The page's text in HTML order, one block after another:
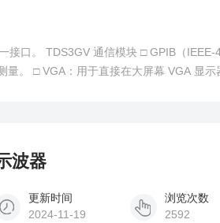
488.2）可
。 □ VGA：用于直接在大屏幕 VGA 显示
波器
更新时间
2024-11-19
浏览次数
2592